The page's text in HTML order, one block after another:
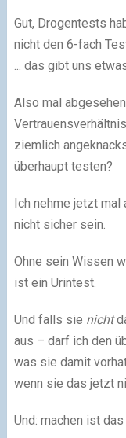
Gut, Drogentests
nicht den 6-fach
... das gibt uns
Also mal
ziemlich
überhaupt testen?
Ich nehme jetzt mal
nicht sicher sein.
Ohne sein Wissen
ist ein Urintest.
Und falls sie nicht
aus – darf ich den
was sie damit
wenn sie das jetzt
Und: machen ist